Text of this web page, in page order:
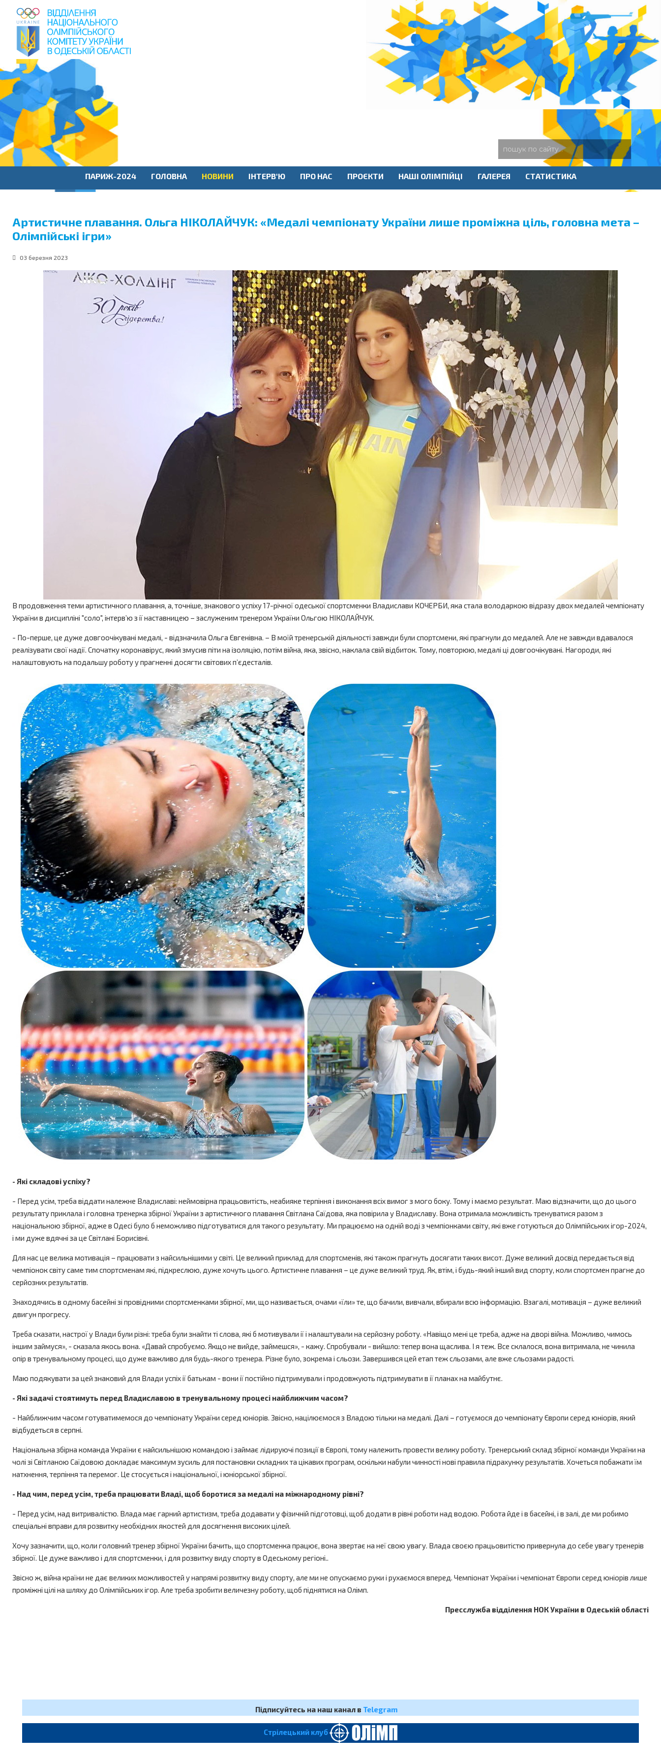
пошук
по
сайту
ПАРИЖ-2024 ГОЛОВНА НОВИНИ ІНТЕРВ'Ю ПРО НАС ПРОЄКТИ НАШІ ОЛІМПІЙЦІ ГАЛЕРЕЯ СТАТИСТИКА
Артистичне плавання. Ольга НІКОЛАЙЧУК: «Медалі чемпіонату України лише проміжна ціль, головна мета –
Олімпійські ігри»
03 березня 2023
В продовження теми артистичного плавання, а, точніше, знакового успіху 17-річної одеської спортсменки Владислави КОЧЕРБИ, яка стала володаркою відразу двох медалей чемпіонату
України в дисципліні "соло", інтерв’ю з ії наставницею – заслуженим тренером України Ольгою НІКОЛАЙЧУК.
- По-перше, це дуже довгоочікувані медалі, - відзначила Ольга Євгенівна. – В моїй тренерській діяльності завжди були спортсмени, які прагнули до медалей. Але не завжди вдавалося
реалізувати свої надії. Спочатку коронавірус, який змусив піти на ізоляцію, потім війна, яка, звісно, наклала свій відбиток. Тому, повторюю, медалі ці довгоочікувані. Нагороди, які
налаштовують на подальшу роботу у прагненні досягти світових п’єдесталів.
- Які складові успіху?
- Перед усім, треба віддати належне Владиславі: неймовірна працьовитість, неабияке терпіння і виконання всіх вимог з мого боку. Тому і маємо результат. Маю відзначити, що до цього
результату приклала і головна тренерка збірної України з артистичного плавання Світлана Саїдова, яка повірила у Владиславу. Вона отримала можливість тренуватися разом з
національною збірної, адже в Одесі було б неможливо підготуватися для такого результату. Ми працюємо на одній воді з чемпіонками світу, які вже готуються до Олімпійських ігор-2024,
і ми дуже вдячні за це Світлані Борисівні.
Для нас це велика мотивація – працювати з найсильнішими у світі. Це великий приклад для спортсменів, які також прагнуть досягати таких висот. Дуже великий досвід передається від
чемпіонок світу саме тим спортсменам які, підкреслюю, дуже хочуть цього. Артистичне плавання – це дуже великий труд. Як, втім, і будь-який інший вид спорту, коли спортсмен прагне до
серйозних результатів.
Знаходячись в одному басейні зі провідними спортсменками збірної, ми, що називається, очами «їли» те, що бачили, вивчали, вбирали всю інформацію. Взагалі, мотивація – дуже великий
двигун прогресу.
Треба сказати, настрої у Влади були різні: треба були знайти ті слова, які б мотивували ії і налаштували на серйозну роботу. «Навіщо мені це треба, адже на дворі війна. Можливо, чимось
іншим займуся», - сказала якось вона. «Давай спробуємо. Якщо не вийде, займешся», - кажу. Спробували - вийшло: тепер вона щаслива. І я теж. Все склалося, вона витримала, не чинила
опір в тренувальному процесі, що дуже важливо для будь-якого тренера. Різне було, зокрема і сльози. Завершився цей етап теж сльозами, але вже сльозами радості.
Маю подякувати за цей знаковий для Влади успіх ії батькам - вони ії постійно підтримували і продовжують підтримувати в ії планах на майбутнє.
- Які задачі стоятимуть перед Владиславою в тренувальному процесі найближчим часом?
- Найближчим часом готуватимемося до чемпіонату України серед юніорів. Звісно, націлюємося з Владою тільки на медалі. Далі – готуємося до чемпіонату Європи серед юніорів, який
відбудеться в серпні.
Національна збірна команда України є найсильнішою командою і займає лідируючі позиції в Європі, тому належить провести велику роботу. Тренерський склад збірної команди України на
чолі зі Світланою Саїдовою докладає максимум зусиль для постановки складних та цікавих програм, оскільки набули чинності нові правила підрахунку результатів. Хочеться побажати їм
натхнення, терпіння та перемог. Це стосується і національної, і юніорської збірної.
- Над чим, перед усім, треба працювати Владі, щоб боротися за медалі на міжнародному рівні?
- Перед усім, над витривалістю. Влада має гарний артистизм, треба додавати у фізичній підготовці, щоб додати в рівні роботи над водою. Робота йде і в басейні, і в залі, де ми робимо
спеціальні вправи для розвитку необхідних якостей для досягнення високих цілей.
Хочу зазначити, що, коли головний тренер збірної України бачить, що спортсменка працює, вона звертає на неї свою увагу. Влада своєю працьовитістю привернула до себе увагу тренерів
збірної. Це дуже важливо і для спортсменки, і для розвитку виду спорту в Одеському регіоні..
Звісно ж, війна країни не дає великих можливостей у напрямі розвитку виду спорту, але ми не опускаємо руки і рухаємося вперед. Чемпіонат України і чемпіонат Європи серед юніорів лише
проміжні цілі на шляху до Олімпійських ігор. Але треба зробити величезну роботу, щоб піднятися на Олімп.
Пресслужба відділення НОК України в Одеській області
Підписуйтесь на наш канал в Telegram
Cтрілецький клуб